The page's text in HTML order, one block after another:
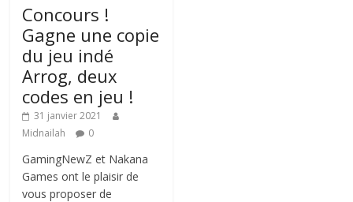
Concours !
Gagne une copie
du jeu indé
Arrog, deux
codes en jeu !
31 janvier 2021
Midnailah
0
GamingNewZ et Nakana
Games ont le plaisir de
vous proposer de